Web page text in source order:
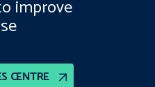
CENTRE
improve